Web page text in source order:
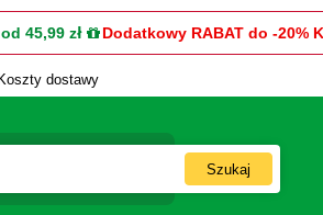
45,99 zł Dodatkowy RABAT do -20%
Koszty dostawy
Szukaj